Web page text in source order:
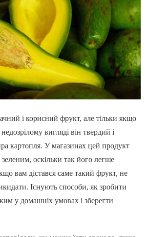
і корисний фрукт, але тільки якщо
вигляді він твердий і
картопля. У магазинах цей продукт
оскільки так його легше
вам дістався саме такий фрукт, не
Існують способи, як зробити
у домашніх умовах і зберегти